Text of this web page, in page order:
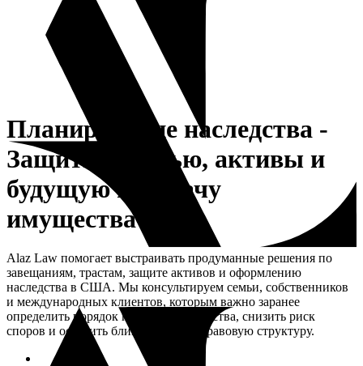
Планирование наследства -
Защитите семью, активы и
будущую передачу
имущества
Alaz Law помогает выстраивать продуманные решения по
завещаниям, трастам, защите активов и оформлению
наследства в США. Мы консультируем семьи, собственников
и международных клиентов, которым важно заранее
определить порядок передачи имущества, снизить риск
споров и оставить близким ясную правовую структуру.